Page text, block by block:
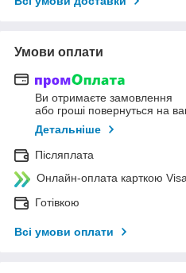
Умови оплати
Ви отримаєте замовлення
або гроші повернуться на
Детальніше
Післяплата
Онлайн-оплата карткою
Готівкою
Всі умови оплати